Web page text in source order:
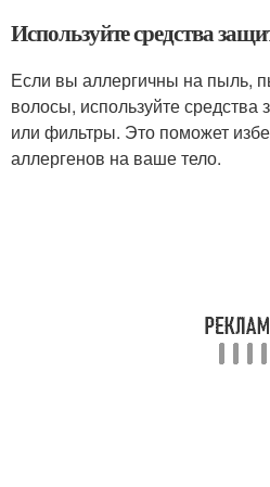
Используйте средства
Если вы аллергичны на пыль,
волосы, используйте средства
или фильтры. Это поможет
аллергенов на ваше тело.